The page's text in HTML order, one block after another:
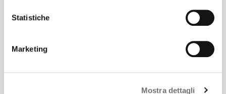
Statistiche
Marketing
Mostra dettagli